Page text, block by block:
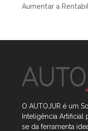
Aumentar a
O AUTOJUR é um
Inteligência Artificial
se da ferramenta